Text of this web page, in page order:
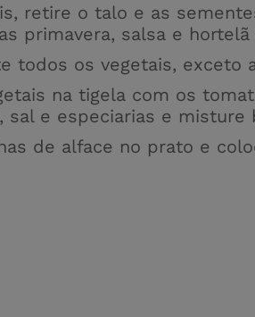
retire o talo e as
primavera, salsa e hortelã
todos os vegetais, exceto
na tigela com os
sal e especiarias e misture
de alface no prato e